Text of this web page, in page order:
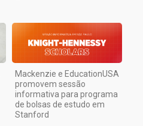
Mackenzie e EducationUSA
promovem sessão
informativa para programa
de bolsas de estudo em
Stanford